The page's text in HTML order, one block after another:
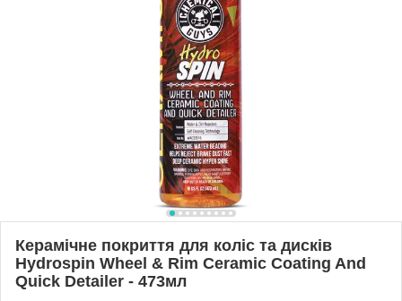
Керамічне покриття для коліс та дисків
Hydrospin Wheel & Rim Ceramic Coating And
Quick Detailer - 473мл